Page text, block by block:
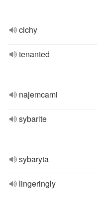
cichy
tenanted
najemcami
sybarite
sybaryta
lingeringly